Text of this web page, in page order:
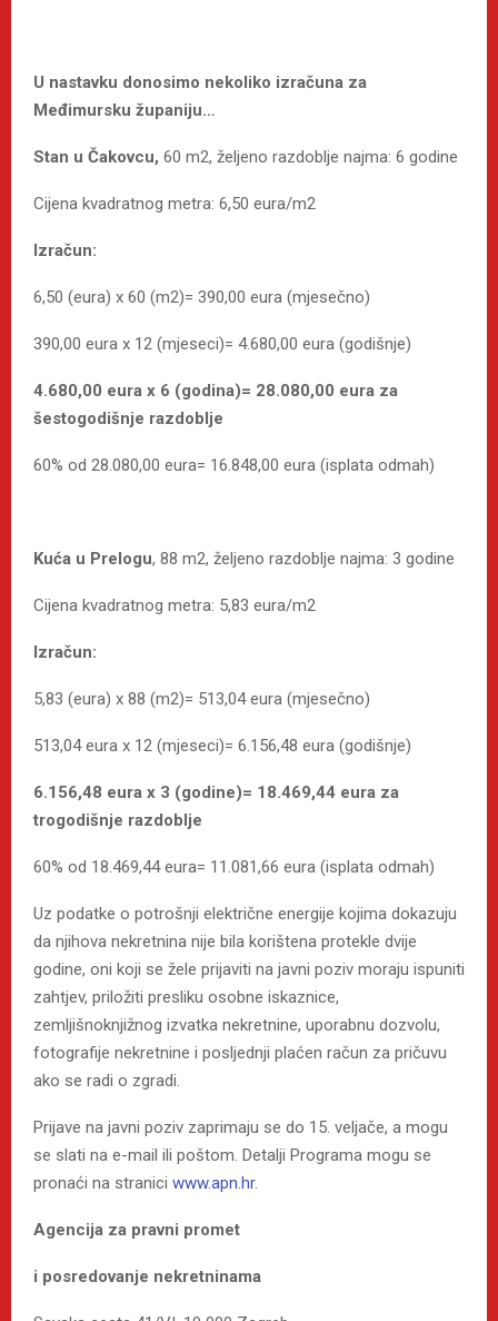
U nastavku donosimo nekoliko izračuna za
Međimursku županiju…
Stan u Čakovcu, 60 m2, željeno razdoblje najma: 6 godine
Cijena kvadratnog metra: 6,50 eura/m2
Izračun:
6,50 (eura) x 60 (m2)= 390,00 eura (mjesečno)
390,00 eura x 12 (mjeseci)= 4.680,00 eura (godišnje)
4.680,00 eura x 6 (godina)= 28.080,00 eura za
šestogodišnje razdoblje
60% od 28.080,00 eura= 16.848,00 eura (isplata odmah)
Kuća u Prelogu, 88 m2, željeno razdoblje najma: 3 godine
Cijena kvadratnog metra: 5,83 eura/m2
Izračun:
5,83 (eura) x 88 (m2)= 513,04 eura (mjesečno)
513,04 eura x 12 (mjeseci)= 6.156,48 eura (godišnje)
6.156,48 eura x 3 (godine)= 18.469,44 eura za
trogodišnje razdoblje
60% od 18.469,44 eura= 11.081,66 eura (isplata odmah)
Uz podatke o potrošnji električne energije kojima dokazuju
da njihova nekretnina nije bila korištena protekle dvije
godine, oni koji se žele prijaviti na javni poziv moraju ispuniti
zahtjev, priložiti presliku osobne iskaznice,
zemljišnoknjižnog izvatka nekretnine, uporabnu dozvolu,
fotografije nekretnine i posljednji plaćen račun za pričuvu
ako se radi o zgradi.
Prijave na javni poziv zaprimaju se do 15. veljače, a mogu
se slati na e-mail ili poštom. Detalji Programa mogu se
pronaći na stranici www.apn.hr.
Agencija za pravni promet
i posredovanje nekretninama